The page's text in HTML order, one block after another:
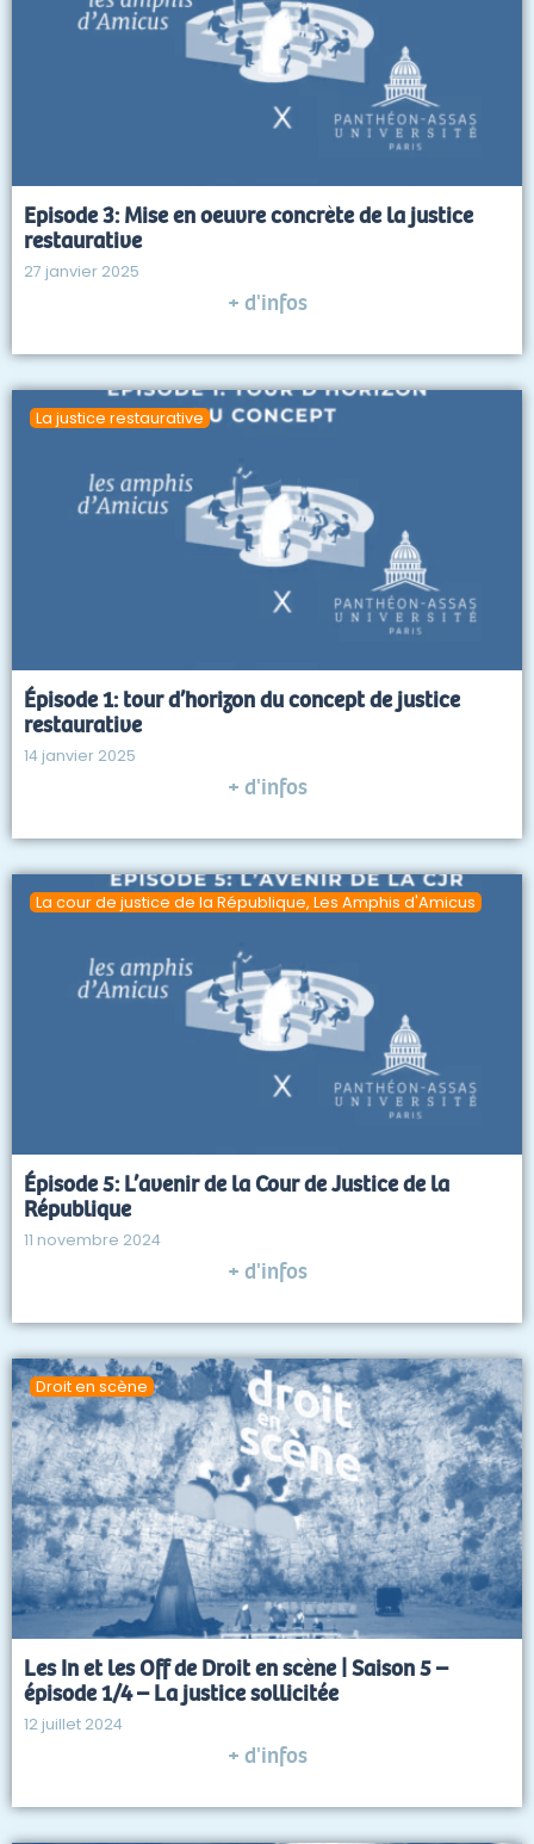
Episode 3: Mise en oeuvre concrète de la justice
restaurative
27 janvier 2025
+ d'infos
La justice restaurative
Épisode 1: tour d’horizon du concept de justice
restaurative
14 janvier 2025
+ d'infos
La cour de justice de la République, Les Amphis d'Amicus
Épisode 5: L’avenir de la Cour de Justice de la
République
11 novembre 2024
+ d'infos
Droit en scène
Les In et les Off de Droit en scène | Saison 5 –
épisode 1/4 – La justice sollicitée
12 juillet 2024
+ d'infos